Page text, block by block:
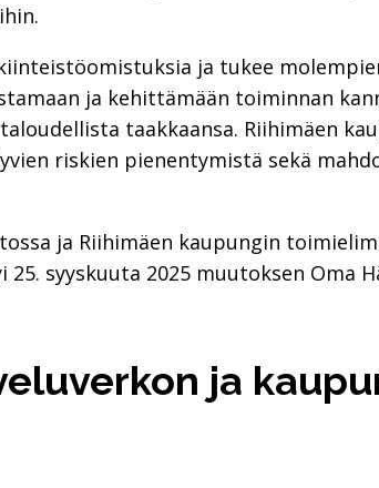
ja tukee
ja kehittämään toiminnan
taakkaansa. Riihimäen
riskien pienentymistä sekä
ja Riihimäen kaupungin
syyskuuta 2025 muutoksen Oma
ja